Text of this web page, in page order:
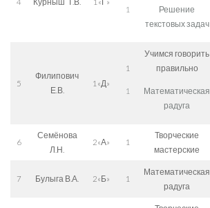
4 Курныш Т.В. 1«Г»
1
Решение
текстовых задач
5
Филипович
Е.В.
1«Д»
1
1
Учимся говорить
правильно
Математическая
радуга
6
Семёнова
Л.Н.
2«А» 1
Творческие
мастерские
7 Булыга В.А. 2«Б» 1
Математическая
радуга